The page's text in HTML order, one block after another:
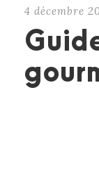
4 décembre